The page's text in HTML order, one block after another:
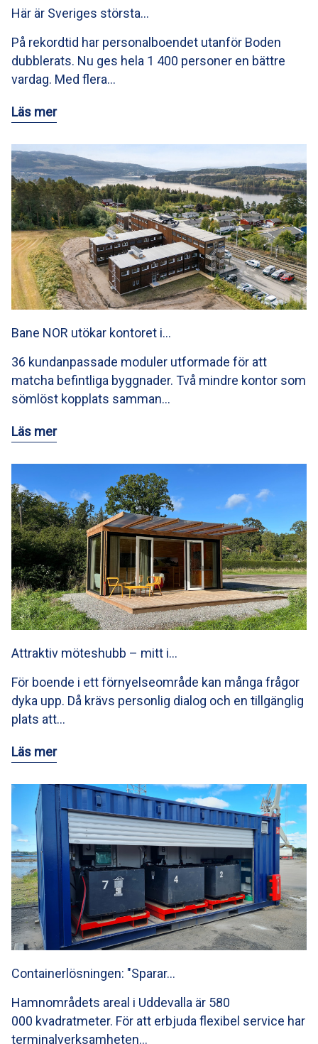
Här är Sveriges största…
På rekordtid har personalboendet utanför Boden
dubblerats. Nu ges hela 1 400 personer en bättre
vardag. Med flera…
Läs mer
Bane NOR utökar kontoret i…
36 kundanpassade moduler utformade för att
matcha befintliga byggnader. Två mindre kontor som
sömlöst kopplats samman…
Läs mer
Attraktiv möteshubb – mitt i…
För boende i ett förnyelseområde kan många frågor
dyka upp. Då krävs personlig dialog och en tillgänglig
plats att…
Läs mer
Containerlösningen: "Sparar…
Hamnområdets areal i Uddevalla är 580
000 kvadratmeter. För att erbjuda flexibel service har
terminalverksamheten…